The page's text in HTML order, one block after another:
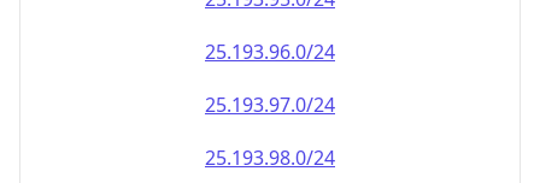
25.193.96.0/24
25.193.97.0/24
25.193.98.0/24